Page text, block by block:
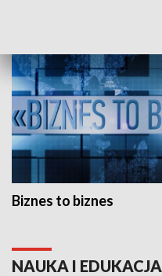
Biznes to biznes
NAUKA I EDUKACJA